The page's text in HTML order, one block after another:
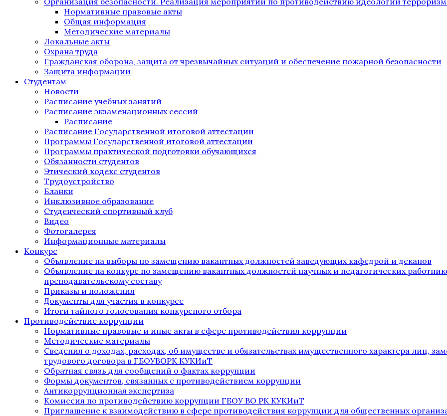
Нормативные правовые акты
Общая информация
Методические материалы
Локальные акты
Охрана труда
Гражданская оборона, защита от чрезвычайных ситуаций и обеспечение пожарной безопасности
Защита информации
Студентам
Новости
Расписание учебных занятий
Расписание экзаменационных сессий
Расписание
Расписание Государственной итоговой аттестации
Программы Государственной итоговой аттестации
Программы практической подготовки обучающихся
Обязанности студентов
Этический кодекс студентов
Трудоустройство
Бланки
Инклюзивное образование
Студенческий спортивный клуб
Видео
Фотогалерея
Информационные материалы
Конкурс
Объявление на выборы по замещению вакантных должностей заведующих кафедрой и деканов
Объявление на конкурс по замещению вакантных должностей научных и педагогических
преподавательскому составу
Приказы и положения
Документы для участия в конкурсе
Итоги тайного голосования конкурсного отбора
Противодействие коррупции
Нормативные правовые и иные акты в сфере противодействия коррупции
Методические материалы
Сведения о доходах, расходах, об имуществе и обязательствах имущественного характера лиц,
трудового договора в ГБОУВОРК КУКИиТ
Обратная связь для сообщений о фактах коррупции
Формы документов, связанных с противодействием коррупции
Антикоррупционная экспертиза
Комиссия по противодействию коррупции ГБОУ ВО РК КУКИиТ
Приглашение к взаимодействию в сфере противодействия коррупции для общественных